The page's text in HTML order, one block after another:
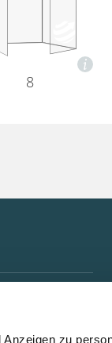
zu
8